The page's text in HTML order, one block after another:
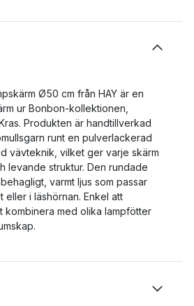
Ø50 cm från HAY är en
ur Bonbon-kollektionen,
Produkten är handtillverkad
runt en pulverlackerad
vävteknik, vilket ger varje skärm
levande struktur. Den rundade
varmt ljus som passar
eller i läshörnan. Enkel att
kombinera med olika lampfötter